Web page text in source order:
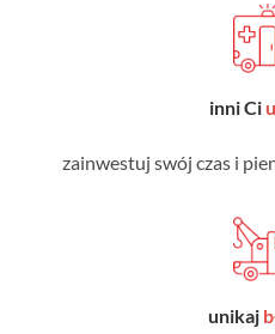
inni Ci
zainwestuj swój czas i
unikaj